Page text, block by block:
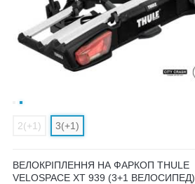
2(+1) 3(+1)
ВЕЛОКРІПЛЕННЯ НА ФАРКОП THULE
VELOSPACE XT 939 (3+1 ВЕЛОСИПЕД)